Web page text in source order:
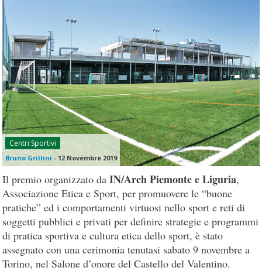
Centri Sportivi
Bruno Grillini -12 Novembre 2019
Il premio organizzato daIN/Arch Piemonte e Liguria,
Associazione Etica e Sport, per promuovere le “buone
pratiche” ed i comportamenti virtuosi nello sport e reti di
soggetti pubblici e privati per definire strategie e programmi
di pratica sportiva e cultura etica dello sport, è stato
assegnato con una cerimonia tenutasi sabato 9 novembre a
Torino, nel Salone d’onore del Castello del Valentino.